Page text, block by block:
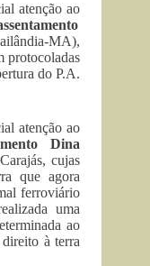
atenção ao
MA),
protocoladas
do P.A.
atenção ao
Dina
cujas
que agora
ferroviário
uma
ao
à terra